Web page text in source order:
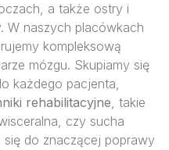
a także ostry i
W naszych placówkach
kompleksową
mózgu. Skupiamy się
każdego pacjenta,
rehabilitacyjne, takie
czy sucha
się do znaczącej poprawy